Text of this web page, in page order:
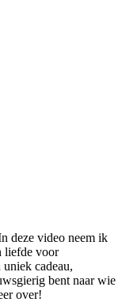
deze video neem ik
liefde voor
cadeau,
bent naar wie
over!